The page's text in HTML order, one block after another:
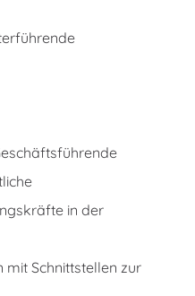
in der
Schnittstellen zur